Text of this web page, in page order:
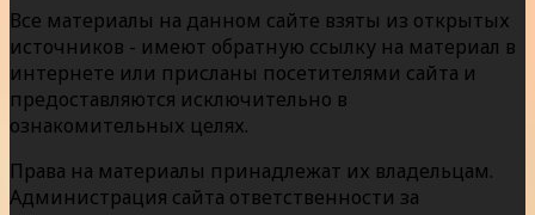
Все материалы на данном сайте взяты из открытых
источников - имеют обратную ссылку на материал в
интернете или присланы посетителями сайта и
предоставляются исключительно в
ознакомительных целях.
Права на материалы принадлежат их владельцам.
Администрация сайта ответственности за